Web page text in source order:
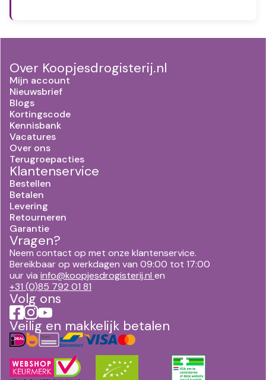
Over Koopjesdrogisterij.nl
Mijn account
Nieuwsbrief
Blogs
Kortingscode
Kennisbank
Vacatures
Over ons
Terugroepacties
Klantenservice
Bestellen
Betalen
Levering
Retourneren
Garantie
Vragen?
Neem contact op met onze klantenservice.
Bereikbaar op werkdagen van 09:00 tot 17:00
uur via info@koopjesdrogisterij.nl en
+31 (0)85 792 01 81
Volg ons
Veilig en makkelijk betalen